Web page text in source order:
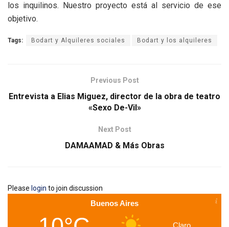
los inquilinos. Nuestro proyecto está al servicio de ese
objetivo.
Tags: Bodart y Alquileres sociales Bodart y los alquileres
Previous Post
Entrevista a Elias Miguez, director de la obra de teatro
«Sexo De-Vil»
Next Post
DAMAAMAD & Más Obras
Please login to join discussion
Buenos Aires
Claro